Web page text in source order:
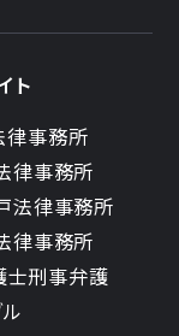
ト
律事務所
律事務所
法律事務所
律事務所
士刑事弁護